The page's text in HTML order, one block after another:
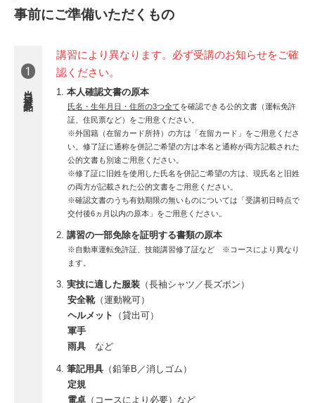
事前にご準備いただくもの
1
当日持参品
講習により異なります。必ず受講のお知らせをご確
認ください。
本人確認文書の原本
氏名・生年月日・住所の3つ全てを確認できる公的文書（運転免許
証、住民票など）をご用意ください。
※外国籍（在留カード所持）の方は「在留カード」をご用意くださ
い。修了証に通称を併記ご希望の方は本名と通称が両方記載された
公的文書も別途ご用意ください。
※修了証に旧姓を使用した氏名を併記ご希望の方は、現氏名と旧姓
の両方が記載された公的文書をご用意ください。
※確認文書のうち有効期限の無いものについては「受講初日時点で
交付後6ヵ月以内の原本」をご用意ください。
講習の一部免除を証明する書類の原本
※自動車運転免許証、技能講習修了証など ※コースにより異なり
ます。
実技に適した服装 （長袖シャツ／長ズボン）
安全靴（運動靴可）
ヘルメット
（貸出可）
軍手
雨具など
筆記用具 （鉛筆B／消しゴム）
定規
電卓（コースにより必要）など